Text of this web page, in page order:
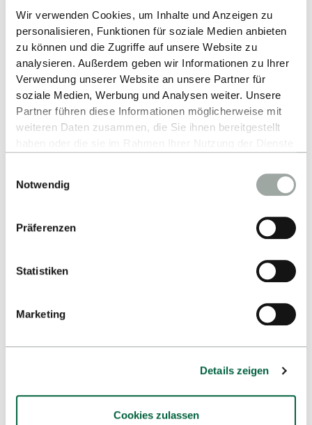
Wir verwenden Cookies, um Inhalte und Anzeigen zu
personalisieren, Funktionen für soziale Medien anbieten
zu können und die Zugriffe auf unsere Website zu
analysieren. Außerdem geben wir Informationen zu Ihrer
Verwendung unserer Website an unsere Partner für
soziale Medien, Werbung und Analysen weiter. Unsere
Partner führen diese Informationen möglicherweise mit
weiteren Daten zusammen, die Sie ihnen bereitgestellt
Alles zum Thema Cookies und personenbezogene
Datenverarbeitung entnehmen Sie unserer
Notwendig
Präferenzen
Statistiken
Marketing
Details zeigen
Cookies zulassen